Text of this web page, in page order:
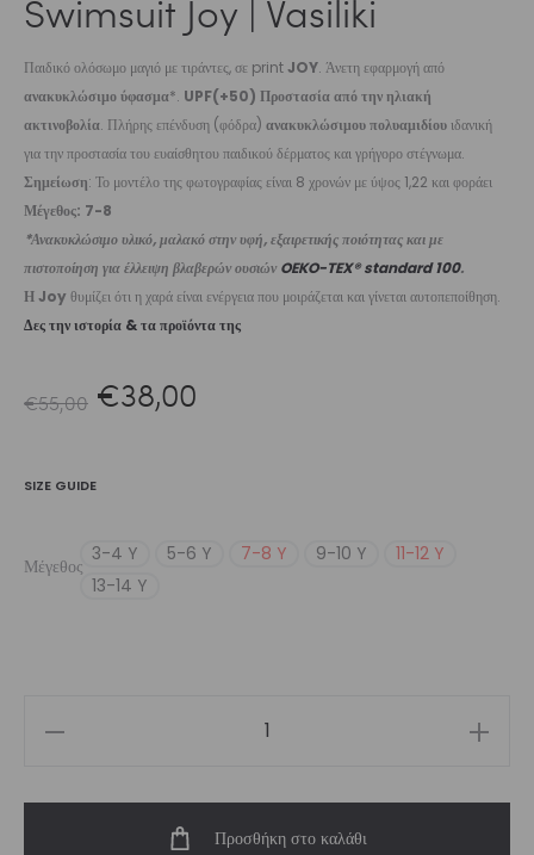
Swimsuit Joy | Vasiliki
Παιδικό ολόσωμο μαγιό με τιράντες, σε printJOY. Άνετη εφαρμογή από
ανακυκλώσιμο ύφασμα*. UPF(+50) Προστασία από την ηλιακή
ακτινοβολία. Πλήρης επένδυση (φόδρα) ανακυκλώσιμου πολυαμιδίου ιδανική
για την προστασία του ευαίσθητου παιδικού δέρματος και γρήγορο στέγνωμα.
Σημείωση: Το μοντέλο της φωτογραφίας είναι 8 χρονών με ύψος 1,22 και φοράει
Μέγεθος: 7-8
*Ανακυκλώσιμο υλικό, μαλακό στην υφή, εξαιρετικής ποιότητας και με
πιστοποίηση για έλλειψη βλαβερών ουσιών OEKO-TEX® standard 100.
Η Joyθυμίζει ότι η χαρά είναι ενέργεια που μοιράζεται και γίνεται αυτοπεποίθηση.
Δες την ιστορία & τα προϊόντα της
€55,00 Original
€55,00.
€38,00
SIZE GUIDE
Μέγεθος
3-4 Y 5-6 Y 7-8 Y 9-10 Y
11-12 Y
13-14 Y
Προσθήκη στο καλάθι